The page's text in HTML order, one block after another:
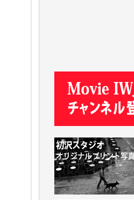
ASAKO TAKAESU 様
マシオン恵美香 様
平野智生 様
山本賢二 様
吉住俊昭 様
徳山匡 様
金 盛起 様
塩川 晃平 様
松本益美 様
井出 隆太 様